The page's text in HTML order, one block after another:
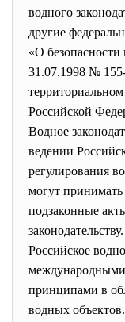
водного
другие
«О
31.07.1998 №
Российской
Водное
ведении
регулирования
могут принимать
подзаконные
законодательству.
Российское
принципами в
водных